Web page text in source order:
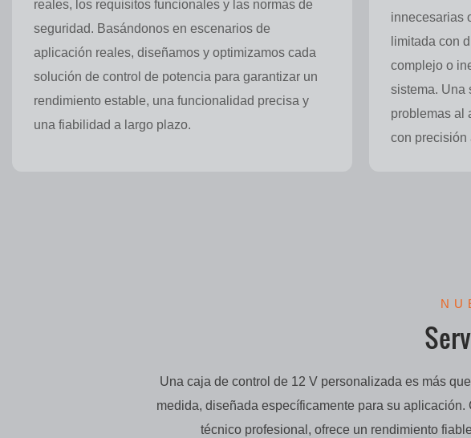
reales, los requisitos funcionales y las normas de
seguridad. Basándonos en escenarios de
aplicación reales, diseñamos y optimizamos cada
solución de control de potencia para garantizar un
rendimiento estable, una funcionalidad precisa y
una fiabilidad a largo plazo.
innecesarias
limitada con
complejo o
sistema. Una
problemas al
con precisión
Una caja de control de 12 V personalizada es más
medida, diseñada específicamente para su
técnico profesional, ofrece un rendimiento